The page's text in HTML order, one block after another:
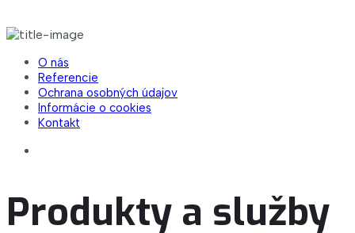
O nás
Referencie
Ochrana osobných údajov
Informácie o cookies
Kontakt
Produkty a služby